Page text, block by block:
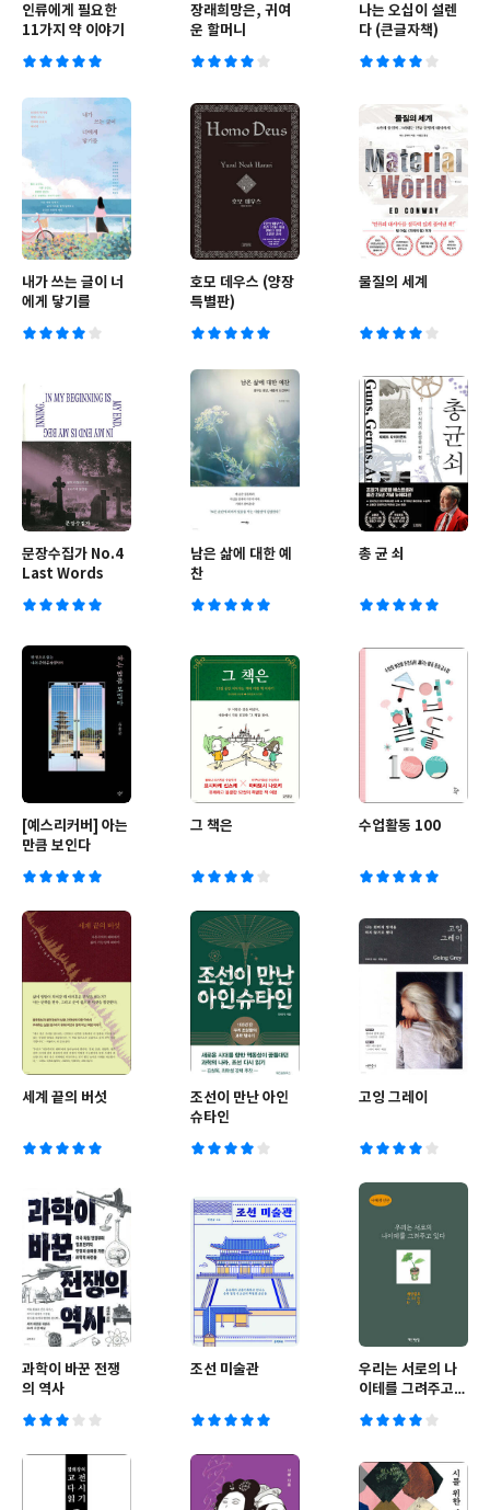
인류에게 필요한
11가지 약 이야기
장래희망은, 귀여
운 할머니
나는 오십이 설렌
다 (큰글자책)
내가 쓰는 글이 너
에게 닿기를
호모 데우스 (양장
특별판)
물질의 세계
문장수집가 No.4
Last Words
남은 삶에 대한 예
찬
총 균 쇠
[예스리커버] 아는
만큼 보인다
그 책은 수업활동 100
세계 끝의 버섯
조선이 만난 아인
슈타인
고잉 그레이
과학이 바꾼 전쟁
의 역사
조선 미술관
우리는 서로의 나
이테를 그려주고